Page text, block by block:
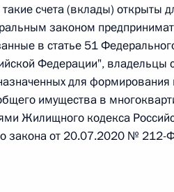
г. № 267-ФЗ
закона «О благотворительной
счета (вклады) открыты
законом
в статье 51
Федерации", владельцы
для формирования
имущества в
Жилищного кодекса
закона от 20.07.2020 № 212-